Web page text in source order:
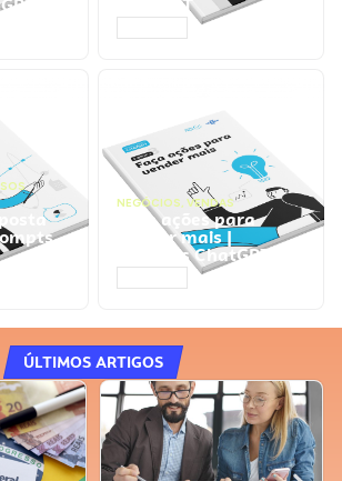
ChatGPT
NEGÓCIOS, VENDAS
Faça ações para
vender mais |
Prompts ChatGPT
ÚLTIMOS ARTIGOS